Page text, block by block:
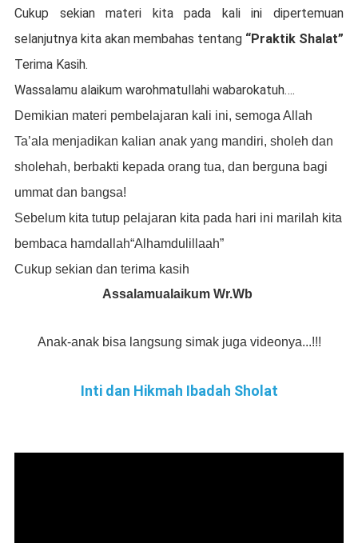
Cukup sekian materi kita pada kali ini dipertemuan
selanjutnya kita akan membahas tentang “Praktik Shalat”
Terima Kasih.
Wassalamu alaikum warohmatullahi wabarokatuh….
Demikian materi pembelajaran kali ini, semoga Allah
Ta’ala menjadikan kalian anak yang mandiri, sholeh dan
sholehah, berbakti kepada orang tua, dan berguna bagi
ummat dan bangsa!
Sebelum kita tutup pelajaran kita pada hari ini marilah kita
bembaca hamdallah“Alhamdulillaah”
Cukup sekian dan terima kasih
Assalamualaikum Wr.Wb
Anak-anak bisa langsung simak juga videonya...!!!
Inti dan Hikmah Ibadah Sholat